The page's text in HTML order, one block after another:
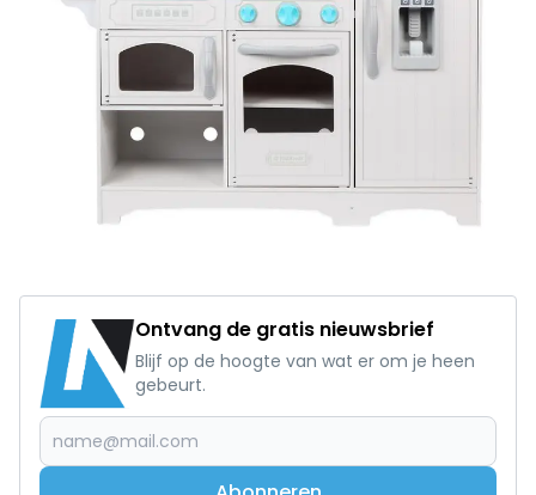
Ontvang de gratis nieuwsbrief
Blijf op de hoogte van wat er om je heen
gebeurt.